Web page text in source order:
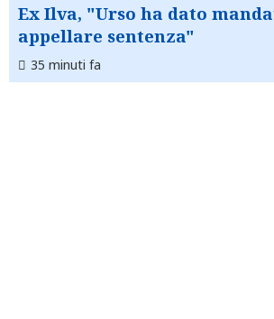
Ex Ilva, "Urso ha dato
appellare sentenza"
35 minuti fa